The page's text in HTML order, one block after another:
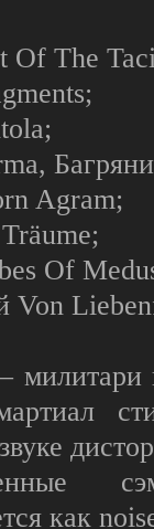
Of The
Agram;
Of
Von
–
как